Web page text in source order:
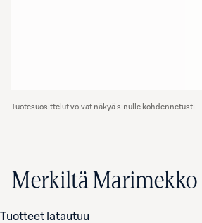
Tuotesuosittelut voivat näkyä sinulle kohdennetusti
Merkiltä Marimekko
Tuotteet latautuu